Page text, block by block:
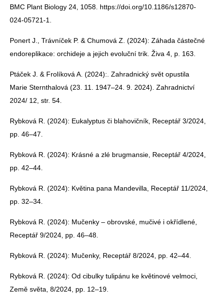
BMC Plant Biology 24, 1058. https://doi.org/10.1186/s12870-
024-05721-1.
Ponert J., Trávníček P. & Chumová Z. (2024): Záhada částečné
endoreplikace: orchideje a jejich evoluční trik. Živa 4, p. 163.
Ptáček J. & Frolíková A. (2024):. Zahradnický svět opustila
Marie Sternthalová (23. 11. 1947–24. 9. 2024). Zahradnictví
2024/ 12, str. 54.
Rybková R. (2024): Eukalyptus či blahovičník, Receptář 3/2024,
pp. 46–47.
Rybková R. (2024): Krásné a zlé brugmansie, Receptář 4/2024,
pp. 42–44.
Rybková R. (2024): Květina pana Mandevilla, Receptář 11/2024,
pp. 32–34.
Rybková R. (2024): Mučenky – obrovské, mučivé i okřídlené,
Receptář 9/2024, pp. 46–48.
Rybková R. (2024): Mučenky, Receptář 8/2024, pp. 42–44.
Rybková R. (2024): Od cibulky tulipánu ke květinové velmoci,
Země světa, 8/2024, pp. 12–19.